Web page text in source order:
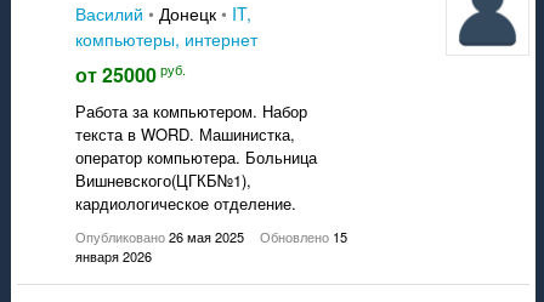
Василий • Донецк • IT,
компьютеры, интернет
от 25000руб.
Работа за компьютером. Набор
текста в WORD. Машинистка,
оператор компьютера. Больница
Вишневского(ЦГКБ№1),
кардиологическое отделение.
Опубликовано26 мая 2025 Обновлено15
января 2026